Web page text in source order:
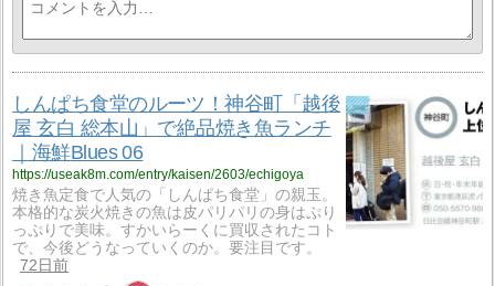
しんぱち食堂のルーツ！神谷町「越後
屋 玄白 総本山」で絶品焼き魚ランチ
｜海鮮Blues 06
https://useak8m.com/entry/kaisen/2603/echigoya
焼き魚定食で人気の「しんぱち食堂」の親玉。
本格的な炭火焼きの魚は皮パリパリの身はぷり
っぷりで美味。すかいらーくに買収されたコト
で、今後どうなっていくのか。要注目です。
72日前